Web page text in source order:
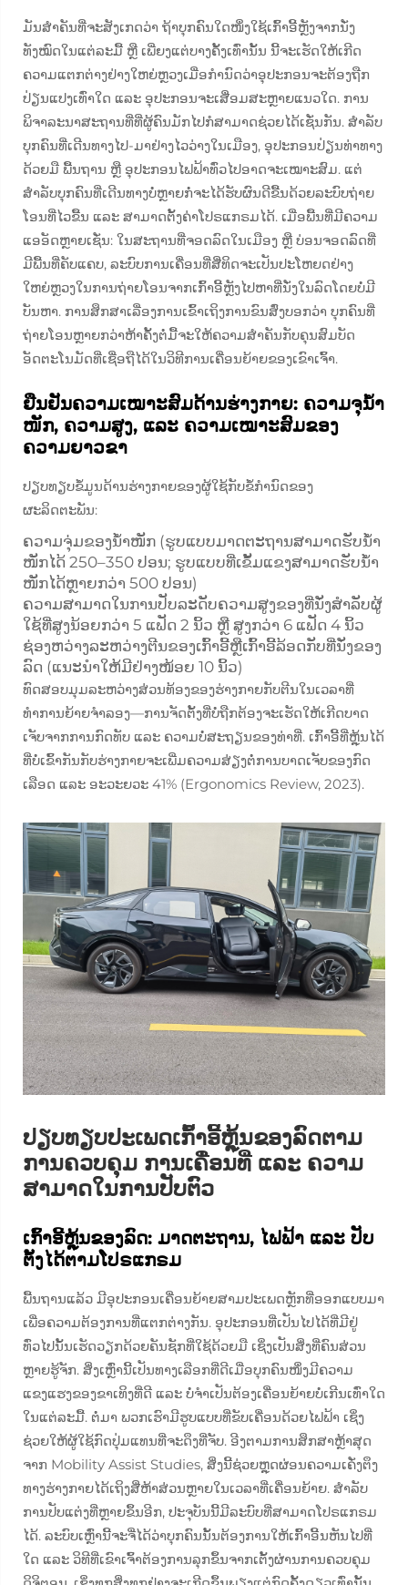
ມັນສຳຄັນທີ່ຈະສັງເກດວ່າ ຖ້າບຸກຄົນໃດໜຶ່ງໃຊ້ເກົ້າອີ້ຫຼັງຈາກນັ່ງ
ທັງໝົດໃນແຕ່ລະມື້ ຫຼື ເພີ່ຍງແຕ່ບາງຄັ້ງເທົ່ານັ້ນ ນີ້ຈະເຮັດໃຫ້ເກີດ
ຄວາມແຕກຕ່າງຢ່າງໃຫຍ່ຫຼວງເມື່ອກຳນົດວ່າອຸປະກອນຈະຕ້ອງຖືກ
ປ່ຽນແປງເທົ່າໃດ ແລະ ອຸປະກອນຈະເສື່ອມສະຫຼາຍແນວໃດ. ການ
ພິຈາລະນາສະຖານທີ່ທີ່ຜູ້ຄົນມັກໄປກໍສາມາດຊ່ວຍໄດ້ເຊັ່ນກັນ. ສຳລັບ
ບຸກຄົນທີ່ເດີນທາງໄປ-ມາຢ່າງໄວວ່າງໃນເມືອງ, ອຸປະກອນປ່ຽນທ່າທາງ
ດ້ວຍມື ພື້ນຖານ ຫຼື ອຸປະກອນໄຟຟ້າທົ່ວໄປອາດຈະເໝາະສົມ. ແຕ່
ສຳລັບບຸກຄົນທີ່ເດີນທາງບໍ່ຫຼາຍກໍ່ຈະໄດ້ຮັບຜົນດີຂື້ນດ້ວຍລະບົບຖ່າຍ
ໂອນທີ່ໄວຂື້ນ ແລະ ສາມາດຕັ້ງຄ່າໂປຣແກຣມໄດ້. ເມື່ອພື້ນທີ່ມີຄວາມ
ແອອັດຫຼາຍເຊັ່ນ: ໃນສະຖານທີ່ຈອດລົດໃນເມືອງ ຫຼື ບ່ອນຈອດລົດທີ່
ມີພື້ນທີ່ຄັບແຄບ, ລະບົບການເຄື່ອນທີ່ສີ່ທິດຈະເປັນປະໂຫຍດຢ່າງ
ໃຫຍ່ຫຼວງໃນການຖ່າຍໂອນຈາກເກົ້າອີ້ຫຼັງໄປຫາທີ່ນັ່ງໃນລົດໂດຍບໍ່ມີ
ບັນຫາ. ການສຶກສາເລື່ອງການເຂົ້າເຖິງການຂົນສົ່ງບອກວ່າ ບຸກຄົນທີ່
ຖ່າຍໂອນຫຼາຍກວ່າຫ້າຄັ້ງຕໍ່ມື້ຈະໃຫ້ຄວາມສຳຄັນກັບຄຸນສົມບັດ
ອັດຕະໂນມັດທີ່ເຊື່ອຖືໄດ້ໃນວິທີການເຄື່ອນຍ້າຍຂອງເຂົາເຈົ້າ.
ຢືນຢັນຄວາມເໝາະສົມດ້ານຮ່າງກາຍ: ຄວາມຈຸນ້ຳ
ໜັກ, ຄວາມສູງ, ແລະ ຄວາມເໝາະສົມຂອງ
ຄວາມຍາວຂາ
ປຽບທຽບຂໍ້ມູນດ້ານຮ່າງກາຍຂອງຜູ້ໃຊ້ກັບຂໍ້ກຳນົດຂອງ
ຜະລິດຕະພັນ:
ຄວາມຈຸ່ມຂອງນ້ຳໜັກ (ຮູບແບບມາດຕະຖານສາມາດຮັບນ້ຳ
ໜັກໄດ້ 250–350 ປອນ; ຮູບແບບທີ່ເຂັ້ມແຂງສາມາດຮັບນ້ຳ
ໜັກໄດ້ຫຼາຍກວ່າ 500 ປອນ)
ຄວາມສາມາດໃນການປັບລະດັບຄວາມສູງຂອງທີ່ນັ່ງສຳລັບຜູ້
ໃຊ້ທີ່ສູງນ້ອຍກວ່າ 5 ແຟັດ 2 ນິ້ວ ຫຼື ສູງກວ່າ 6 ແຟັດ 4 ນິ້ວ
ຊ່ອງຫວ່າງລະຫວ່າງຕີນຂອງເກົ້າອີ້ຫຼືເກົ້າອີ້ລ້ອດກັບທີ່ນັ່ງຂອງ
ລົດ (ແນະນຳໃຫ້ມີຢ່າງໜ້ອຍ 10 ນິ້ວ)
ທົດສອບມຸມລະຫວ່າງສ່ວນທ້ອງຂອງຮ່າງກາຍກັບຕີນໃນເວລາທີ່
ທຳການຍ້າຍຈຳລອງ—ການຈັດຕັ້ງທີ່ບໍ່ຖືກຕ້ອງຈະເຮັດໃຫ້ເກີດບາດ
ເຈັບຈາກການກົດທັບ ແລະ ຄວາມບໍ່ສະຖຽນຂອງທ່າທີ່. ເກົ້າອີ້ທີ່ຫຼຸ້ນໄດ້
ທີ່ບໍ່ເຂົ້າກັນກັບຮ່າງກາຍຈະເພີ່ມຄວາມສ່ຽງຕໍ່ການບາດເຈັບຂອງກົດ
ເລືອດ ແລະ ອະວະຍວະ 41% (Ergonomics Review, 2023).
ປຽບທຽບປະເພດເກົ້າອີ້ຫຼຸ້ນຂອງລົດຕາມ
ການຄວບຄຸມ ການເຄື່ອນທີ່ ແລະ ຄວາມ
ສາມາດໃນການປັບຕົວ
ເກົ້າອີ້ຫຼຸ້ນຂອງລົດ: ມາດຕະຖານ, ໄຟຟ້າ ແລະ ປັບ
ຕັ້ງໄດ້ຕາມໂປຣແກຣມ
ພື້ນຖານແລ້ວ ມີອຸປະກອນເຄື່ອນຍ້າຍສາມປະເພດຫຼັກທີ່ອອກແບບມາ
ເພື່ອຄວາມຕ້ອງການທີ່ແຕກຕ່າງກັນ. ອຸປະກອນທີ່ເປັນໄປໄດ້ທີ່ມີຢູ່
ທົ່ວໄປນັ້ນເຮັດວຽກດ້ວຍຄັນຊັກທີ່ໃຊ້ດ້ວຍມື ເຊິ່ງເປັນສິ່ງທີ່ຄົນສ່ວນ
ຫຼາຍຮູ້ຈັກ. ສິ່ງເຫຼົ່ານີ້ເປັນທາງເລືອກທີ່ດີເມື່ອບຸກຄົນໜຶ່ງມີຄວາມ
ແຂງແຮງຂອງຂາເທິງທີ່ດີ ແລະ ບໍ່ຈຳເປັນຕ້ອງເຄື່ອນຍ້າຍບໍ່ເກີນເທົ່າໃດ
ໃນແຕ່ລະມື້. ຕໍ່ມາ ພວກເຮົາມີຮູບແບບທີ່ຂັບເຄື່ອນດ້ວຍໄຟຟ້າ ເຊິ່ງ
ຊ່ວຍໃຫ້ຜູ້ໃຊ້ກົດປຸ່ມແທນທີ່ຈະດຶງທີ່ຈັບ. ອີງຕາມການສຶກສາຫຼ້າສຸດ
ຈາກ Mobility Assist Studies, ສິ່ງນີ້ຊ່ວຍຫຼຸດຜ່ອນຄວາມເຄັ່ງຕຶງ
ທາງຮ່າງກາຍໄດ້ເຖິງສີ່ຫ້າສ່ວນຫຼາຍໃນເວລາທີ່ເຄື່ອນຍ້າຍ. ສຳລັບ
ການປັບແຕ່ງທີ່ຫຼາຍຂຶ້ນອີກ, ປະຈຸບັນນີ້ມີລະບົບທີ່ສາມາດໂປຣແກຣມ
ໄດ້. ລະບົບເຫຼົ່ານີ້ຈະຈື່ໄດ້ວ່າບຸກຄົນນັ້ນຕ້ອງການໃຫ້ເກົ້າອີ້ນຫັນໄປທີ່
ໃດ ແລະ ວິທີທີ່ເຂົາເຈົ້າຕ້ອງການລຸກຂຶ້ນຈາກເຕັ້ງຜ່ານການຄວບຄຸມ